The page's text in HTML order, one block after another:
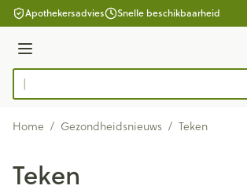
Ga naar de inhoud
Apothekersadvies Snelle beschikbaarheid
Menu
Product, merk, categorie...
Home / Gezondheidsnieuws / Teken
Teken